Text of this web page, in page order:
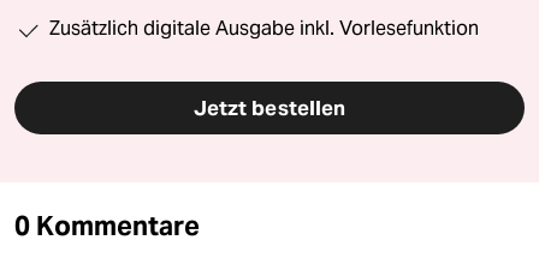
Zusätzlich digitale Ausgabe inkl. Vorlesefunktion
Jetzt bestellen
0 Kommentare